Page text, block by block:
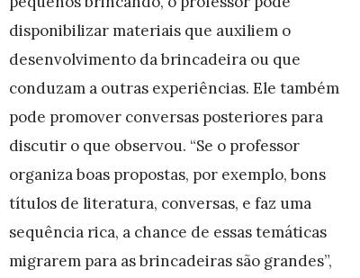
disponibilizar materiais que auxiliem o
desenvolvimento da brincadeira ou que
conduzam a outras experiências. Ele também
pode promover conversas posteriores para
discutir o que observou. “Se o professor
organiza boas propostas, por exemplo, bons
títulos de literatura, conversas, e faz uma
sequência rica, a chance de essas temáticas
migrarem para as brincadeiras são grandes”,